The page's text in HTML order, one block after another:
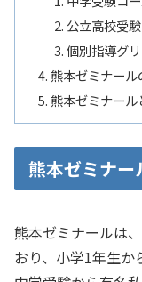
公立高校受
個別指導グ
熊本ゼミナー
熊本ゼミナー
熊本ゼミナー
熊本ゼミナールは
おり、小学1年生か